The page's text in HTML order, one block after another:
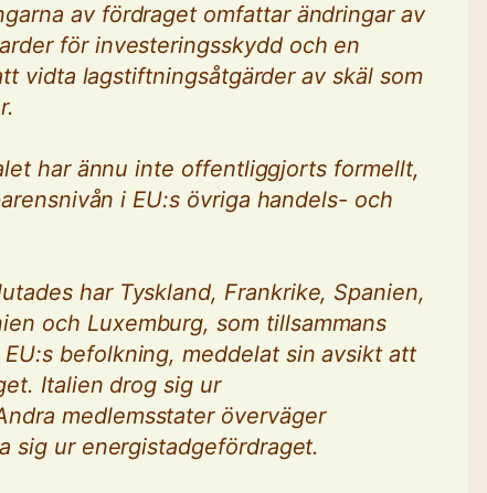
av fördraget omfattar ändringar av
för investeringsskydd och en
vidta lagstiftningsåtgärder av skäl som
har ännu inte offentliggjorts formellt,
i EU:s övriga handels- och
har Tyskland, Frankrike, Spanien,
och Luxemburg, som tillsammans
befolkning, meddelat sin avsikt att
Italien drog sig ur
medlemsstater överväger
sig ur energistadgefördraget.